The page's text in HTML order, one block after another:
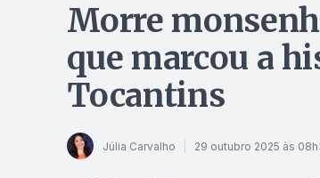
Morre
que marcou a
Tocantins
Júlia Carvalho 29 outubro 2025 às